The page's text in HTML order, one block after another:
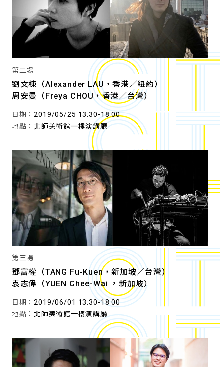
第二場
劉文棟（Alexander LAU，香港／紐約）
周安曼（Freya CHOU，香港／台灣）
日期： 2019/05/25 13:30-18:00
地點： 北師美術館一樓演講廳
第三場
鄧富權（TANG Fu-Kuen，新加坡／台灣）
袁志偉（YUEN Chee-Wai ，新加坡）
日期： 2019/06/01 13:30-18:00
地點： 北師美術館一樓演講廳